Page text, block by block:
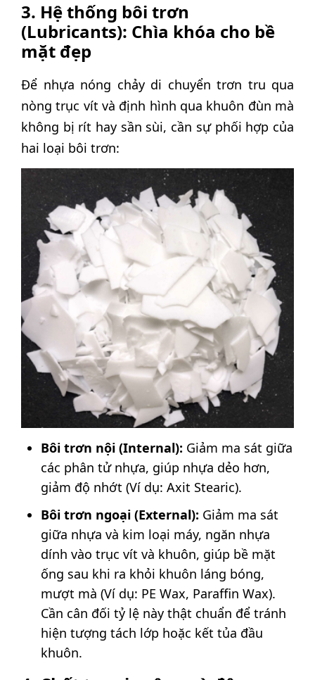
3. Hệ thống bôi trơn
(Lubricants): Chìa khóa cho bề
mặt đẹp
Để nhựa nóng chảy di chuyển trơn tru qua
nòng trục vít và định hình qua khuôn đùn mà
không bị rít hay sần sùi, cần sự phối hợp của
hai loại bôi trơn:
Bôi trơn nội (Internal): Giảm ma sát giữa
các phân tử nhựa, giúp nhựa dẻo hơn,
giảm độ nhớt (Ví dụ: Axit Stearic).
Bôi trơn ngoại (External): Giảm ma sát
giữa nhựa và kim loại máy, ngăn nhựa
dính vào trục vít và khuôn, giúp bề mặt
ống sau khi ra khỏi khuôn láng bóng,
mượt mà (Ví dụ: PE Wax, Paraffin Wax).
Cần cân đối tỷ lệ này thật chuẩn để tránh
hiện tượng tách lớp hoặc kết tủa đầu
khuôn.